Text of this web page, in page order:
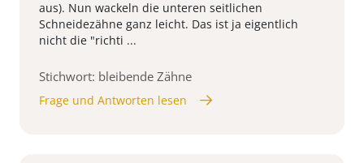
aus). Nun wackeln die unteren seitlichen
Schneidezähne ganz leicht. Das ist ja eigentlich
nicht die "richti ...
Stichwort: bleibende Zähne
Frage und Antworten lesen